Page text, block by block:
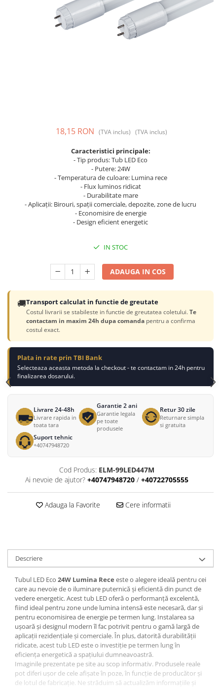
Prize și fișe industriale
18,15 RON (TVA inclus) (TVA inclus)
Caracteristici principale:
- Tip produs: Tub LED Eco
- Putere: 24W
- Temperatura de culoare: Lumina rece
- Flux luminos ridicat
- Durabilitate mare
- Aplicații: Birouri, spații comerciale, depozite, zone de lucru
- Economisire de energie
- Design eficient energetic
IN STOC
ADAUGA IN COS
🚚Transport calculat in functie de greutate
Costul livrarii se stabileste in functie de greutatea coletului.Te
contactam in maxim 24h dupa comanda pentru a confirma
costul exact.
Plata in rate prin TBI Bank
Selecteaza aceasta metoda la checkout - te contactam in 24h pentru
finalizarea dosarului.
Livrare 24-48h
Livrare rapida in
toata tara
Garantie 2 ani
Garantie legala
pe toate
produsele
Retur 30 zile
Returnare simpla
si gratuita
Suport tehnic
+40747948720
Cod Produs: ELM-99LED447M
Ai nevoie de ajutor? +40747948720 / +40722705555
Adauga la Favorite Cere informatii
Descriere
Tubul LED Eco 24W Lumina Rece este o alegere ideală pentru cei
care au nevoie de o iluminare puternică și eficientă din punct de
vedere energetic. Acest tub LED oferă o performanță excelentă,
fiind ideal pentru zone unde lumina intensă este necesară, dar și
pentru economisirea de energie pe termen lung. Instalarea sa
ușoară și designul modern îl fac potrivit pentru o gamă largă de
aplicații rezidențiale și comerciale. În plus, datorită durabilității
ridicate, acest tub LED este o investiție pe termen lung în
eficiența energetică a spațiului dumneavoastră.
Imaginile prezentate pe site au scop informativ. Produsele reale
pot diferi ușor de cele afișate în poze, în funcție de producător și
de lotul de fabricație. Ne străduim să actualizăm informațiile și